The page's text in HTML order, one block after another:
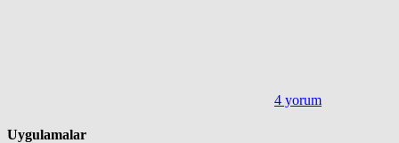
4 yorum
Uygulamalar